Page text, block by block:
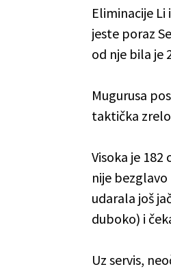
Eliminacije Li
jeste poraz
od nje bila je
Mugurusa
taktička
Visoka je
nije
udarala još
duboko) i
Uz servis,